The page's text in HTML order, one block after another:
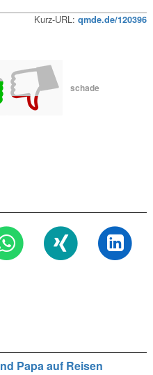
Kurz-URL: qmde.de/120396
schade
Papa auf Reisen